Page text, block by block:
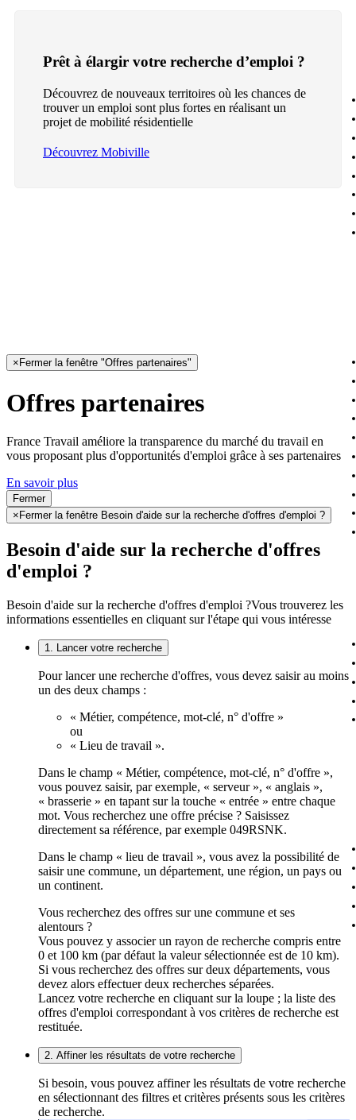
Prêt à élargir votre recherche d’emploi ?
Découvrez de nouveaux territoires où les chances de
trouver un emploi sont plus fortes en réalisant un
projet de mobilité résidentielle
Découvrez Mobiville
× Fermer la fenêtre "Offres partenaires"
Offres partenaires
France Travail améliore la transparence du marché du travail en
vous proposant plus d'opportunités d'emploi grâce à ses partenaires
En savoir plus
Fermer
× Fermer la fenêtre Besoin d'aide sur la recherche d'offres d'emploi ?
Besoin d'aide sur la recherche d'offres
d'emploi ?
Besoin d'aide sur la recherche d'offres d'emploi ?Vous trouverez les
informations essentielles en cliquant sur l'étape qui vous intéresse
1. Lancer votre recherche
Pour lancer une recherche d'offres, vous devez saisir au moins
un des deux champs :
« Métier, compétence, mot-clé, n° d'offre »
ou
« Lieu de travail ».
Dans le champ « Métier, compétence, mot-clé, n° d'offre »,
vous pouvez saisir, par exemple, « serveur », « anglais »,
« brasserie » en tapant sur la touche « entrée » entre chaque
mot. Vous recherchez une offre précise ? Saisissez
directement sa référence, par exemple 049RSNK.
Dans le champ « lieu de travail », vous avez la possibilité de
saisir une commune, un département, une région, un pays ou
un continent.
Vous recherchez des offres sur une commune et ses
alentours ?
Vous pouvez y associer un rayon de recherche compris entre
0 et 100 km (par défaut la valeur sélectionnée est de 10 km).
Si vous recherchez des offres sur deux départements, vous
devez alors effectuer deux recherches séparées.
Lancez votre recherche en cliquant sur la loupe ; la liste des
offres d'emploi correspondant à vos critères de recherche est
restituée.
2. Affiner les résultats de votre recherche
Si besoin, vous pouvez affiner les résultats de votre recherche
en sélectionnant des filtres et critères présents sous les critères
de recherche.